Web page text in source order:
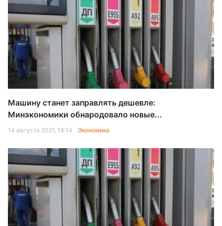
Машину станет заправлять дешевле:
Минэкономики обнародовало новые...
14 августа 2021, 18:14 Экономика